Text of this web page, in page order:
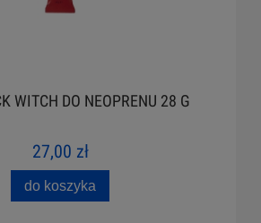
WITCH DO NEOPRENU 28 G
27,00 zł
do koszyka